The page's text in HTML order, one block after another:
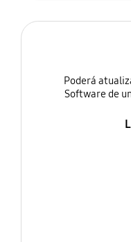
Poderá
Software de